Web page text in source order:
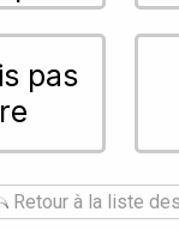
pas
Retour à la liste